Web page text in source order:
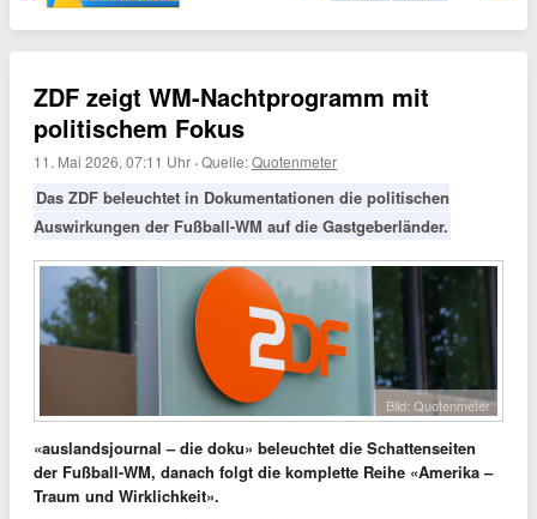
ZDF zeigt WM-Nachtprogramm mit
politischem Fokus
11. Mai 2026, 07:11 Uhr ·Quelle:Quotenmeter
Das ZDF beleuchtet in Dokumentationen die politischen
Auswirkungen der Fußball-WM auf die Gastgeberländer.
Bild: Quotenmeter
«auslandsjournal – die doku» beleuchtet die Schattenseiten
der Fußball-WM, danach folgt die komplette Reihe «Amerika –
Traum und Wirklichkeit».